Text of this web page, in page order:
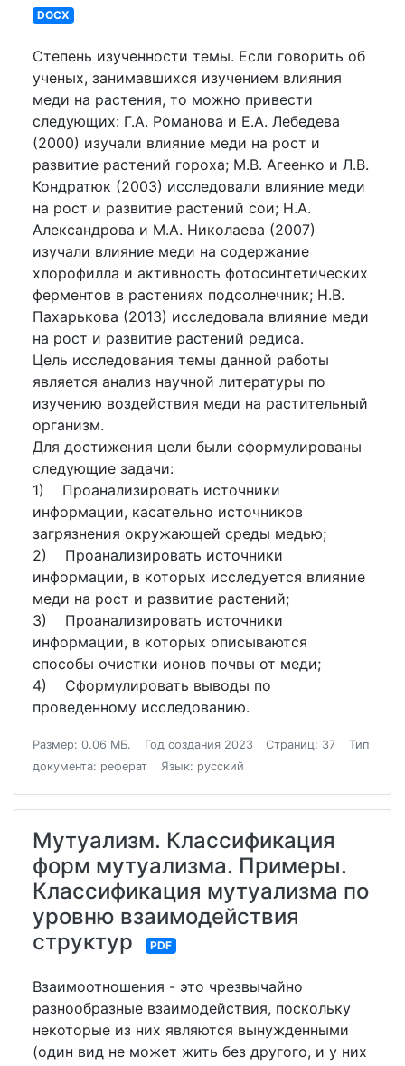
DOCX
Степень изученности темы. Если говорить об
ученых, занимавшихся изучением влияния
меди на растения, то можно привести
следующих: Г.А. Романова и Е.А. Лебедева
(2000) изучали влияние меди на рост и
развитие растений гороха; М.В. Агеенко и Л.В.
Кондратюк (2003) исследовали влияние меди
на рост и развитие растений сои; Н.А.
Александрова и М.А. Николаева (2007)
изучали влияние меди на содержание
хлорофилла и активность фотосинтетических
ферментов в растениях подсолнечник; Н.В.
Пахарькова (2013) исследовала влияние меди
на рост и развитие растений редиса.
Цель исследования темы данной работы
является анализ научной литературы по
изучению воздействия меди на растительный
организм.
Для достижения цели были сформулированы
следующие задачи:
1) Проанализировать источники
информации, касательно источников
загрязнения окружающей среды медью;
2) Проанализировать источники
информации, в которых исследуется влияние
меди на рост и развитие растений;
3) Проанализировать источники
информации, в которых описываются
способы очистки ионов почвы от меди;
4) Сформулировать выводы по
проведенному исследованию.
Размер: 0.06 МБ. Год создания 2023 Страниц: 37
Тип
документа: реферат
Язык: русский
Мутуализм. Классификация
форм мутуализма. Примеры.
Классификация мутуализма по
уровню взаимодействия
структур
PDF
Взаимоотношения - это чрезвычайно
разнообразные взаимодействия, поскольку
некоторые из них являются вынужденными
(один вид не может жить без другого, и у них